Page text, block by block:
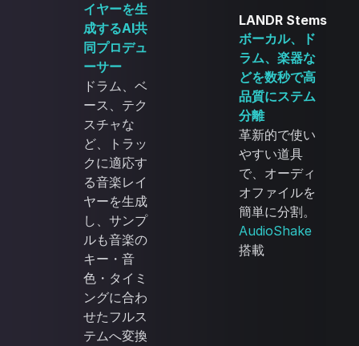
イヤーを生
成するAI共
同プロデュ
ーサー
ドラム、ベ
ース、テク
スチャな
ど、トラッ
クに適応す
る音楽レイ
ヤーを生成
し、サンプ
ルも音楽の
キー・音
色・タイミ
ングに合わ
せたフルス
テムへ変換
LANDR Stems
ボーカル、ド
ラム、楽器な
どを数秒で高
品質にステム
分離
革新的で使い
やすい道具
で、オーディ
オファイルを
簡単に分割。
AudioShake
搭載